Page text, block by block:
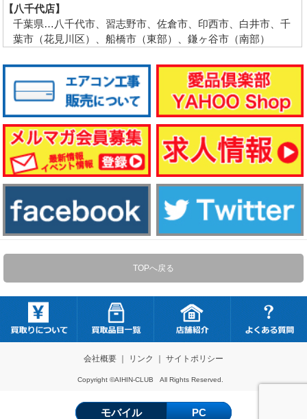
【八千代店】
千葉県…八千代市、習志野市、佐倉市、印西市、白井市、千
葉市（花見川区）、船橋市（東部）、鎌ヶ谷市（南部）
TOPへ戻る
会社概要｜ リンク サイトポリシー
Copyright ©AIHIN-CLUB All Rights Reserved.
モバイル PC